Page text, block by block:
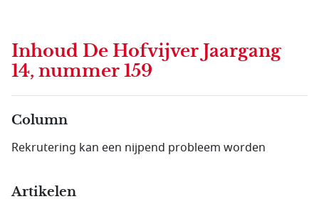
Inhoud De Hofvijver Jaargang
14, nummer 159
Column
Rekrutering kan een nijpend probleem worden
Artikelen